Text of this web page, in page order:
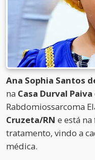
Ana Sophia Santos
na Casa Durval Paiva
Rabdomiossarcoma
Cruzeta/RN e está
tratamento, vindo a
médica.